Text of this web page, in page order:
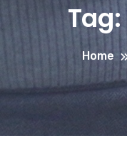
Tag:
Home